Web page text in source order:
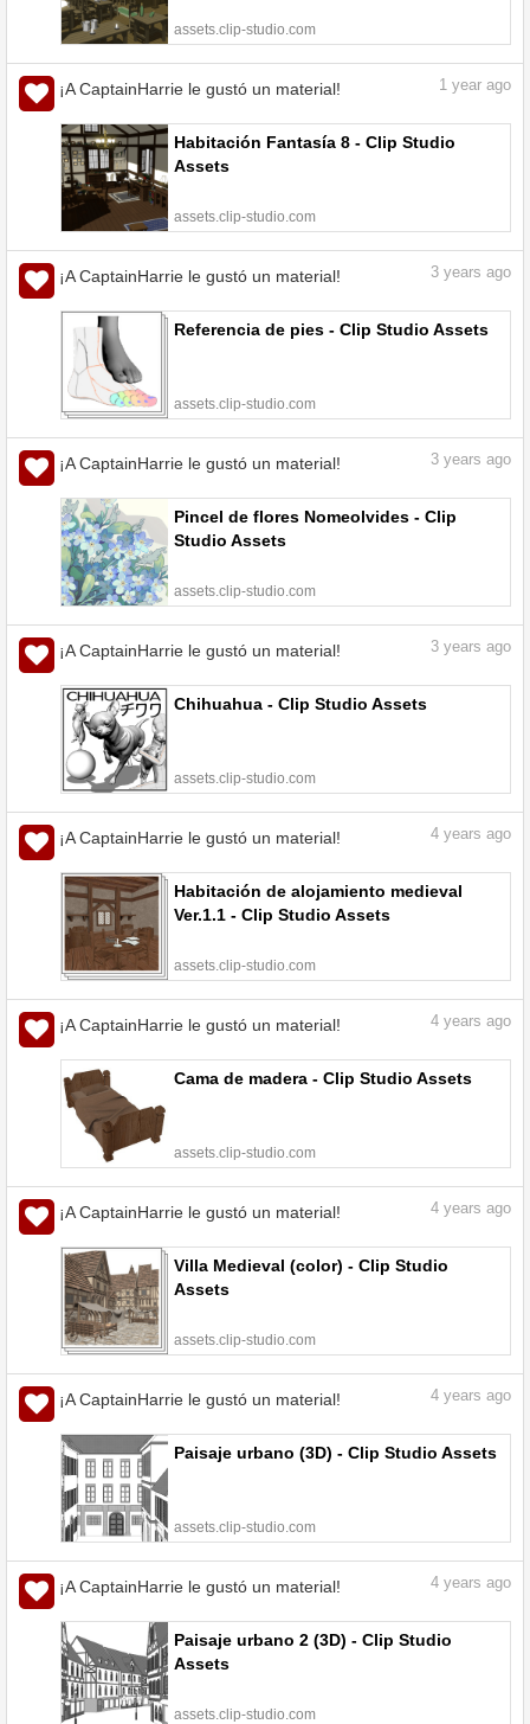
assets.clip-studio.com
¡A CaptainHarrie le gustó un material! 1 year ago
Habitación Fantasía 8 - Clip Studio
Assets
assets.clip-studio.com
¡A CaptainHarrie le gustó un material! 3 years ago
Referencia de pies - Clip Studio Assets
assets.clip-studio.com
¡A CaptainHarrie le gustó un material! 3 years ago
Pincel de flores Nomeolvides - Clip
Studio Assets
assets.clip-studio.com
¡A CaptainHarrie le gustó un material! 3 years ago
Chihuahua - Clip Studio Assets
assets.clip-studio.com
¡A CaptainHarrie le gustó un material! 4 years ago
Habitación de alojamiento medieval
Ver.1.1 - Clip Studio Assets
assets.clip-studio.com
¡A CaptainHarrie le gustó un material! 4 years ago
Cama de madera - Clip Studio Assets
assets.clip-studio.com
¡A CaptainHarrie le gustó un material! 4 years ago
Villa Medieval (color) - Clip Studio
Assets
assets.clip-studio.com
¡A CaptainHarrie le gustó un material! 4 years ago
Paisaje urbano (3D) - Clip Studio Assets
assets.clip-studio.com
¡A CaptainHarrie le gustó un material! 4 years ago
Paisaje urbano 2 (3D) - Clip Studio
Assets
assets.clip-studio.com